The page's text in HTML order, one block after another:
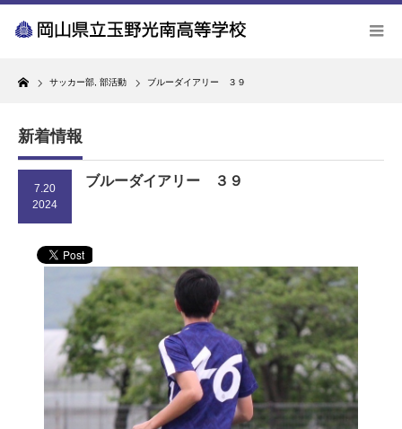
Home
サッカー部 部活動 ブルーダイアリー ３９
新着情報
7.20
2024
ブルーダイアリー ３９